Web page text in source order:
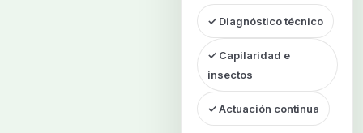
✓ Diagnóstico técnico
✓ Capilaridad e
insectos
✓ Actuación continua